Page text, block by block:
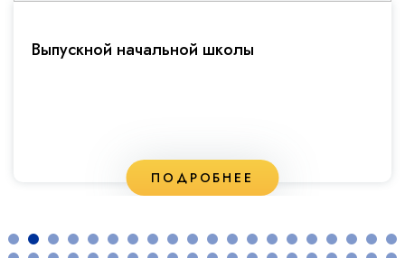
Выпускной начальной школы
ПОДРОБНЕЕ